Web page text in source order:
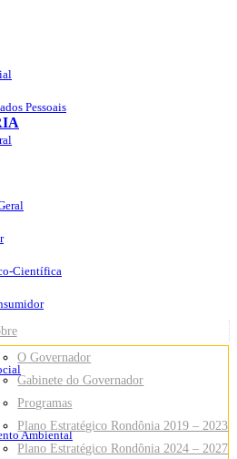
do
Rondônia
O Governador
Gabinete do Governador
Programas
Plano Estratégico Rondônia 2019 – 2023
Plano Estratégico Rondônia 2024 – 2027
Pessoais
Científica
Ambiental